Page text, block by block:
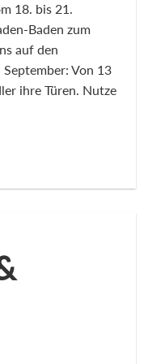
18. bis 21.
Baden zum
auf den
Von 13
ihre Türen. Nutze